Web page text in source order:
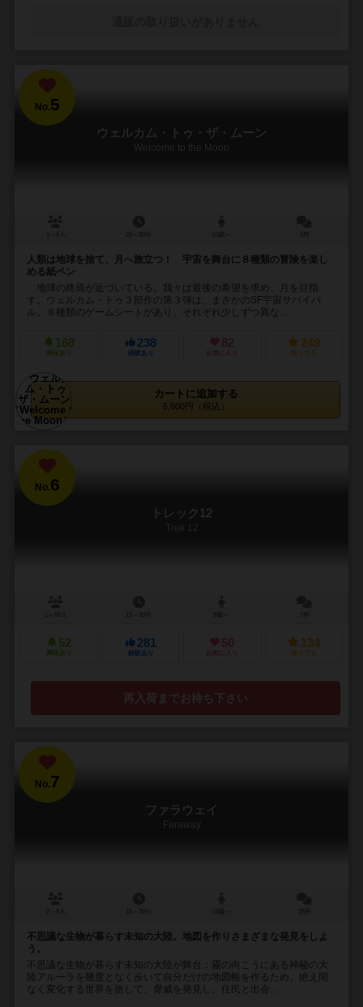
No.5
ウェルカム・トゥ・ザ・ムーン
Welcome to the Moon
人類は地球を捨て、月へ旅立つ！ 宇宙を舞台に８種類の冒険を楽し
める紙ペン
地球の終焉が近づいている。我々は最後の希望を求め、月を目指
す。ウェルカム・トゥ３部作の第３弾は、まさかのSF宇宙サバイバ
ル。８種類のゲームシートがあり、それぞれ少しずつ異な...
168
興味あり
238
経験あり
82
お気に入り
249
持ってる
カートに追加する
6,600円（税込）
No.6
トレック12
Trek 12
52
興味あり
281
経験あり
50
お気に入り
134
持ってる
再入荷までお待ち下さい
No.7
ファラウェイ
Faraway
不思議な生物が暮らす未知の大陸。地図を作りさまざまな発見をしよ
う。
不思議な生物が暮らす未知の大陸が舞台：霧の向こうにある神秘の大
陸アルーラを幾度となく歩いて自分だけの地図帳を作るため、絶え間
なく変化する世界を旅して、脅威を発見し、住民と出会...